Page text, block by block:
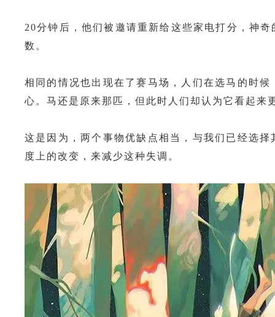
20分钟后，他们被邀请重新给这些家电打分，神
数。
相同的情况也出现在了赛马场，人们在选马的时
心。马还是原来那匹，但此时人们却认为它看起来
这是因为，两个事物优缺点相当，与我们已经选
度上的改变，来减少这种失调。